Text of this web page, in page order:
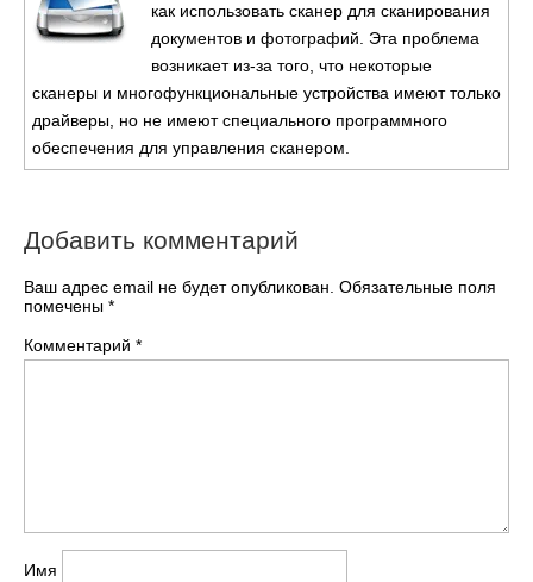
как использовать сканер для сканирования
документов и фотографий. Эта проблема
возникает из-за того, что некоторые
сканеры и многофункциональные устройства имеют только
драйверы, но не имеют специального программного
обеспечения для управления сканером.
Добавить комментарий
Ваш адрес email не будет опубликован. Обязательные поля
помечены *
Комментарий *
Имя